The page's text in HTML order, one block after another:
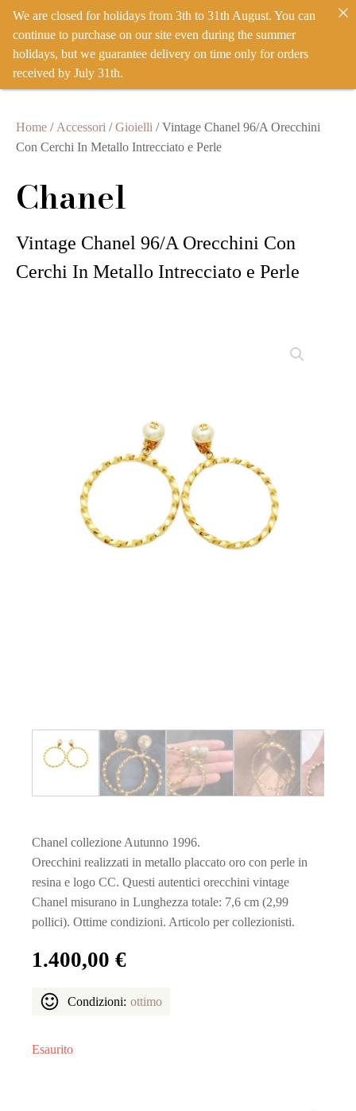
IT ENACCEDI
Home / Accessori /Gioielli / Vintage Chanel 96/A Orecchini
Con Cerchi In Metallo Intrecciato e Perle
Chanel
Vintage Chanel 96/A Orecchini Con
Cerchi In Metallo Intrecciato e Perle
Chanel collezione Autunno 1996.
Orecchini realizzati in metallo placcato oro con perle in
resina e logo CC. Questi autentici orecchini vintage
Chanel misurano in Lunghezza totale: 7,6 cm (2,99
pollici). Ottime condizioni. Articolo per collezionisti.
1.400,00 €
Condizioni: ottimo
Esaurito
We are closed for holidays from 3th to 31th August. You can
continue to purchase on our site even during the summer
holidays, but we guarantee delivery on time only for orders
received by July 31th.